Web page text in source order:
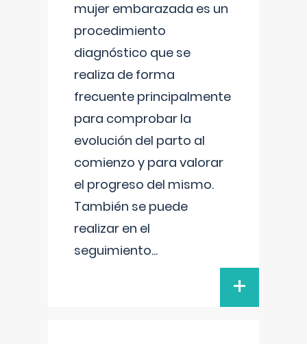
mujer embarazada es un
procedimiento
diagnóstico que se
realiza de forma
frecuente principalmente
para comprobar la
evolución del parto al
comienzo y para valorar
el progreso del mismo.
También se puede
realizar en el
seguimiento...
+